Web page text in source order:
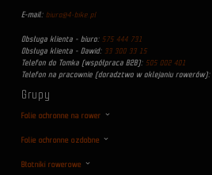
E-mail: biuro@4-bike.pl
Obsługa klienta - biuro: 575 444 731
Obsługa klienta - Dawid: 33 300 33 15
Telefon do Tomka (współpraca B2B): 505 002 401
Telefon na pracownie (doradztwo w oklejaniu rowerów):
Grupy
Folie ochronne na rower
Folie ochronne ozdobne
Błotniki rowerowe